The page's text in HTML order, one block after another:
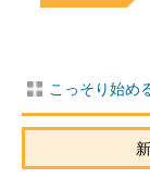
こっそり始め